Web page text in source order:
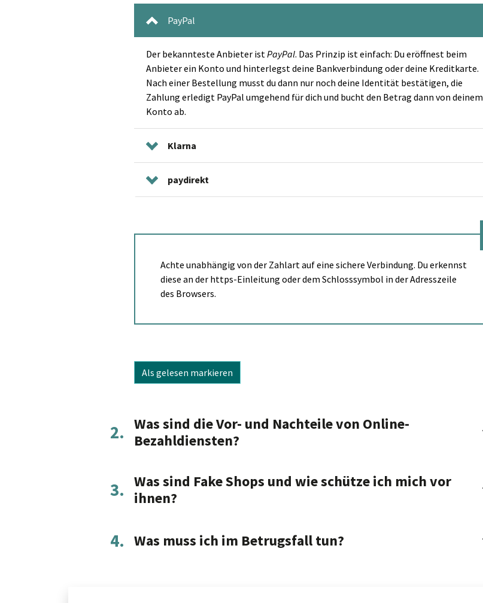
PayPal
Der bekannteste Anbieter istPayPal. Das Prinzip ist einfach: Du eröffnest beim
Anbieter ein Konto und hinterlegst deine Bankverbindung oder deine Kreditkarte.
Nach einer Bestellung musst du dann nur noch deine Identität bestätigen, die
Zahlung erledigt PayPal umgehend für dich und bucht den Betrag dann von deinem
Konto ab.
Klarna
paydirekt
Achte unabhängig von der Zahlart auf eine sichere Verbindung. Du erkennst
diese an der https-Einleitung oder dem Schlosssymbol in der Adresszeile
des Browsers.
Als gelesen markieren
2. Was sind die Vor- und Nachteile von Online-
Bezahldiensten?
3. Was sind Fake Shops und wie schütze ich mich vor
ihnen?
4. Was muss ich im Betrugsfall tun?